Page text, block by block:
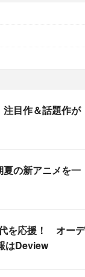
目作＆話題作が
夏の新アニメを一
を応援！ オーデ
はDeview